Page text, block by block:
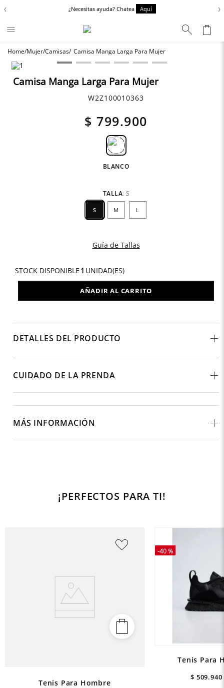
‹ ¿Necesitas ayuda? Chatea Aquí ›
Mujer Camisas Camisa Manga Larga Para Mujer
Camisa Manga Larga Para Mujer
W2Z100010363
$ 799.900
BLANCO
TALLA: S
S M L
Guía de Tallas
STOCK DISPONIBLE 1 UNIDAD(ES)
AÑADIR AL CARRITO
DETALLES DEL PRODUCTO
CUIDADO DE LA PRENDA
MÁS INFORMACIÓN
¡PERFECTOS PARA TI!
Tenis Para Hombre
-40 %
Tenis Para
$ 509.940
Términos más buscados
1.